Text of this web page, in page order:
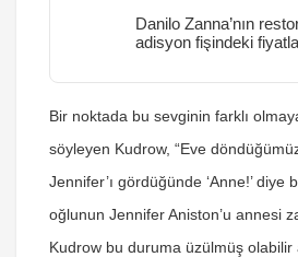
Danilo Zanna’nın
adisyon fişindeki
Bir noktada bu sevginin farklı
söyleyen Kudrow, “Eve
Jennifer’ı gördüğünde ‘Anne!’ diye
oğlunun Jennifer Aniston’u annesi
Kudrow bu duruma üzülmüş olabilir